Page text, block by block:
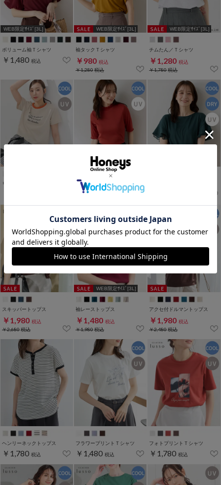
WEB限定ｻｲｽﾞ[3L]
ボリューム袖Ｔシャツ
￥1,480 税込
WEB限定ｻｲｽﾞ[3L]
袖タックＴシャツ
￥980 税込
￥1,280税込
WEB限定ｻｲｽﾞ[3L]
チムたん／Ｔシャツ
￥1,280 税込
￥1,780税込
リンガーＴシャツ ５分袖メローハイネックＴ
￥1,480
スキッパートップス
￥1,980 税込
￥2,680税込
WEB限定ｻｲｽﾞ[3L]
袖レーストップス
￥1,480 税込
￥1,980税込
アクセ付ドルマントップス
￥1,980 税込
￥2,480税込
ヘンリーネックトップス
￥1,780 税込
フラワープリントＴシャツ
￥1,480 税込
フォトプリントＴシャツ
￥1,780 税込